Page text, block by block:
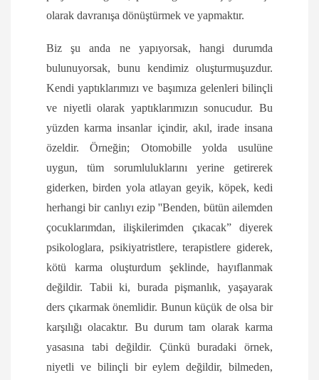
olarak davranışa dönüştürmek ve yapmaktır.
Biz şu anda ne yapıyorsak, hangi durumda
bulunuyorsak, bunu kendimiz oluşturmuşuzdur.
Kendi yaptıklarımızı ve başımıza gelenleri bilinçli
ve niyetli olarak yaptıklarımızın sonucudur. Bu
yüzden karma insanlar içindir, akıl, irade insana
özeldir. Örneğin; Otomobille yolda usulüne
uygun, tüm sorumluluklarını yerine getirerek
giderken, birden yola atlayan geyik, köpek, kedi
herhangi bir canlıyı ezip ''Benden, bütün ailemden
çocuklarımdan, ilişkilerimden çıkacak” diyerek
psikologlara, psikiyatristlere, terapistlere giderek,
kötü karma oluşturdum şeklinde, hayıflanmak
değildir. Tabii ki, burada pişmanlık, yaşayarak
ders çıkarmak önemlidir. Bunun küçük de olsa bir
karşılığı olacaktır. Bu durum tam olarak karma
yasasına tabi değildir. Çünkü buradaki örnek,
niyetli ve bilinçli bir eylem değildir, bilmeden,